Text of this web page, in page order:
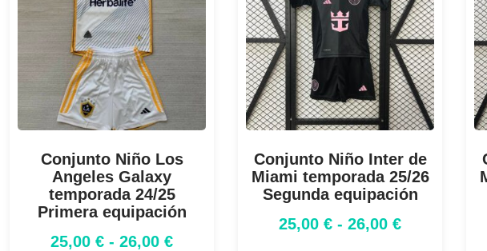
Conjunto Niño Los
Angeles Galaxy
temporada 24/25
Primera equipación
25,00 € - 26,00 €
Conjunto Niño Inter de
Miami temporada 25/26
Segunda equipación
25,00 € - 26,00 €